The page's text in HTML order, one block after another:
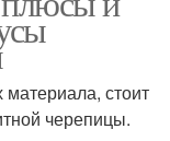
материала, стоит
черепицы.